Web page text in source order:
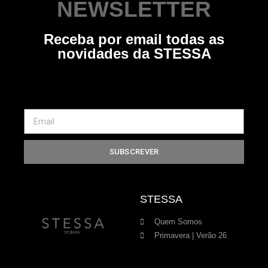
NEWSLETTER
Receba por email todas as
novidades da STESSA
SUBSCREVER
STESSA
Quem Somos
Primavera | Verão 26